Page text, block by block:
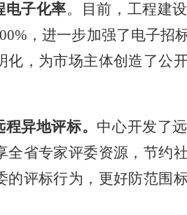
电子化率。
目前，工程建
0% ，进一步加强了电子招
化，为市场主体创造了公
异地评标。 中心开发了
全省专家评委资源，节约
的评标行为，更好防范围